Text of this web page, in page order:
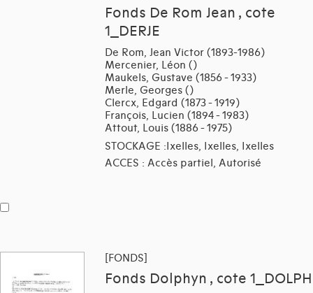
Fonds De Rom Jean , cote
1_DERJE
De Rom, Jean Victor (1893-1986)
Mercenier, Léon ()
Maukels, Gustave (1856 - 1933)
Merle, Georges ()
Clercx, Edgard (1873 - 1919)
François, Lucien (1894 - 1983)
Attout, Louis (1886 - 1975)
STOCKAGE :Ixelles, Ixelles, Ixelles
ACCES : Accès partiel, Autorisé
[FONDS]
Fonds Dolphyn , cote 1_DOLPH